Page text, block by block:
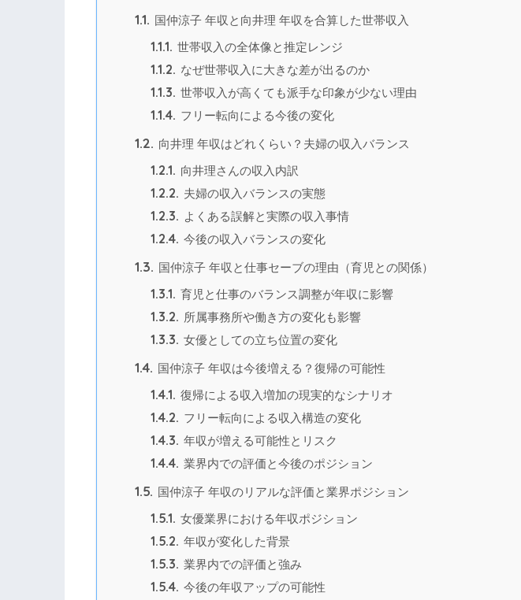
1.1. 国仲涼子 年収と向井理 年収を合算した世帯収入
1.1.1. 世帯収入の全体像と推定レンジ
1.1.2. なぜ世帯収入に大きな差が出るのか
1.1.3. 世帯収入が高くても派手な印象が少ない理由
1.1.4. フリー転向による今後の変化
1.2. 向井理 年収はどれくらい？夫婦の収入バランス
1.2.1. 向井理さんの収入内訳
1.2.2. 夫婦の収入バランスの実態
1.2.3. よくある誤解と実際の収入事情
1.2.4. 今後の収入バランスの変化
1.3. 国仲涼子 年収と仕事セーブの理由（育児との関係）
1.3.1. 育児と仕事のバランス調整が年収に影響
1.3.2. 所属事務所や働き方の変化も影響
1.3.3. 女優としての立ち位置の変化
1.4. 国仲涼子 年収は今後増える？復帰の可能性
1.4.1. 復帰による収入増加の現実的なシナリオ
1.4.2. フリー転向による収入構造の変化
1.4.3. 年収が増える可能性とリスク
1.4.4. 業界内での評価と今後のポジション
1.5. 国仲涼子 年収のリアルな評価と業界ポジション
1.5.1. 女優業界における年収ポジション
1.5.2. 年収が変化した背景
1.5.3. 業界内での評価と強み
1.5.4. 今後の年収アップの可能性